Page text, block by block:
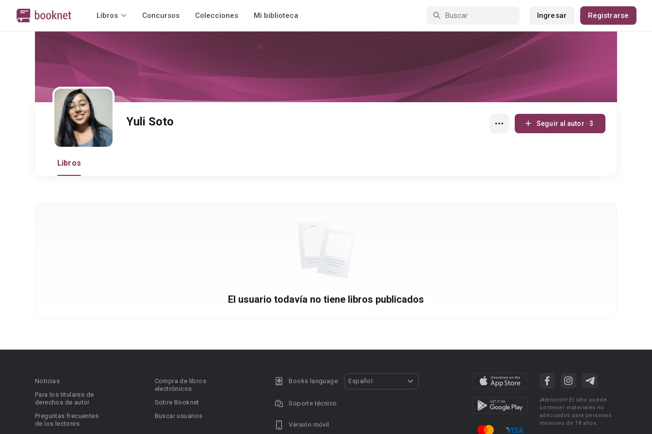
Libros Concursos Colecciones Mi biblioteca Ingresar Registrarse
Yuli Soto Seguir al autor · 3
Libros
El usuario todavía no tiene libros publicados
Noticias
Para los titulares de
derechos de autor
Preguntas frecuentes
de los lectores
Compra de libros
electrónicos
Sobre Booknet
Buscar usuarios
Books language: Español
Soporte técnico
Versión móvil
¡Atención! El sitio puede
contener materiales no
adecuados para personas
menores de 18 años.